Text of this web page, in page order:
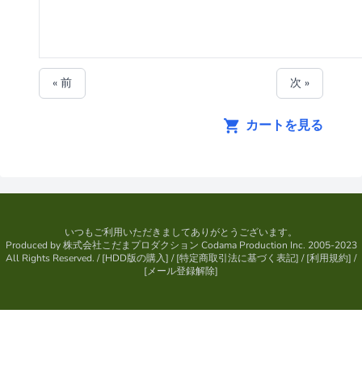
« 前 次 »
カートを見る
いつもご利用いただきましてありがとうございます。
Produced by株式会社こだまプロダクション Codama Production Inc. 2005-2023
All Rights Reserved. / [HDD版の購入] / [特定商取引法に基づく表記] / [利用規約] /
[メール登録解除]